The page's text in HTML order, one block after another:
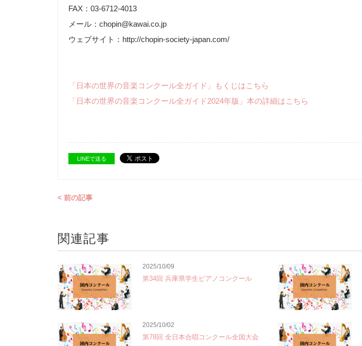
FAX：03-6712-4013
メール：chopin@kawai.co.jp
ウェブサイト：http://chopin-society-japan.com/
「日本の世界の音楽コンクール全ガイド」もくじはこちら
「日本の世界の音楽コンクール全ガイド2024年版」本の詳細はこちら
LINEで送る
< 前の記事
関連記事
2025/10/09
第34回 兵庫県学生ピアノコンクール
2025/10/02
第78回 全日本合唱コンクール全国大会